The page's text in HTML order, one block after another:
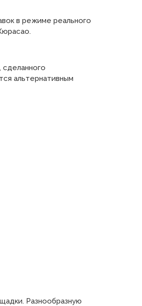
в режиме реального
альтернативным
Разнообразную